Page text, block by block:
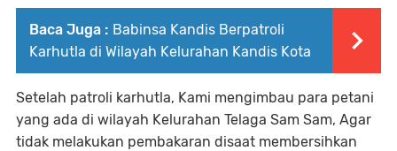
Baca Juga : Babinsa Kandis Berpatroli
Karhutla di Wilayah Kelurahan Kandis Kota
Setelah patroli karhutla, Kami mengimbau para petani
yang ada di wilayah Kelurahan Telaga Sam Sam, Agar
tidak melakukan pembakaran disaat membersihkan